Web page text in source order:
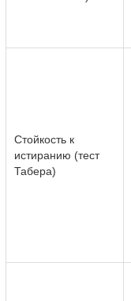
Стойкость к
истиранию (тест
Табера)